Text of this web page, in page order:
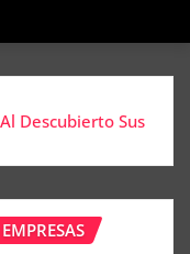
Descubierto Sus
EMPRESAS